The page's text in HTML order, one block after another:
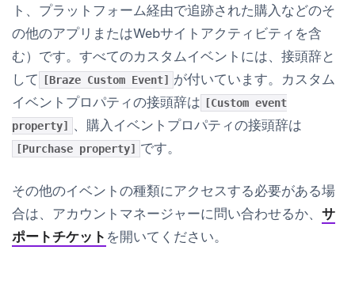
ト、プラットフォーム経由で追跡された購入などのそ
の他のアプリまたはWebサイトアクティビティを含
む）です。すべてのカスタムイベントには、接頭辞と
して
[Braze Custom Event] が付いています。カスタム
イベントプロパティの接頭辞は [Custom event
property] 、購入イベントプロパティの接頭辞は
[Purchase property] です。
その他のイベントの種類にアクセスする必要がある場
合は、アカウントマネージャーに問い合わせるか、 サ
ポートチケット を開いてください。